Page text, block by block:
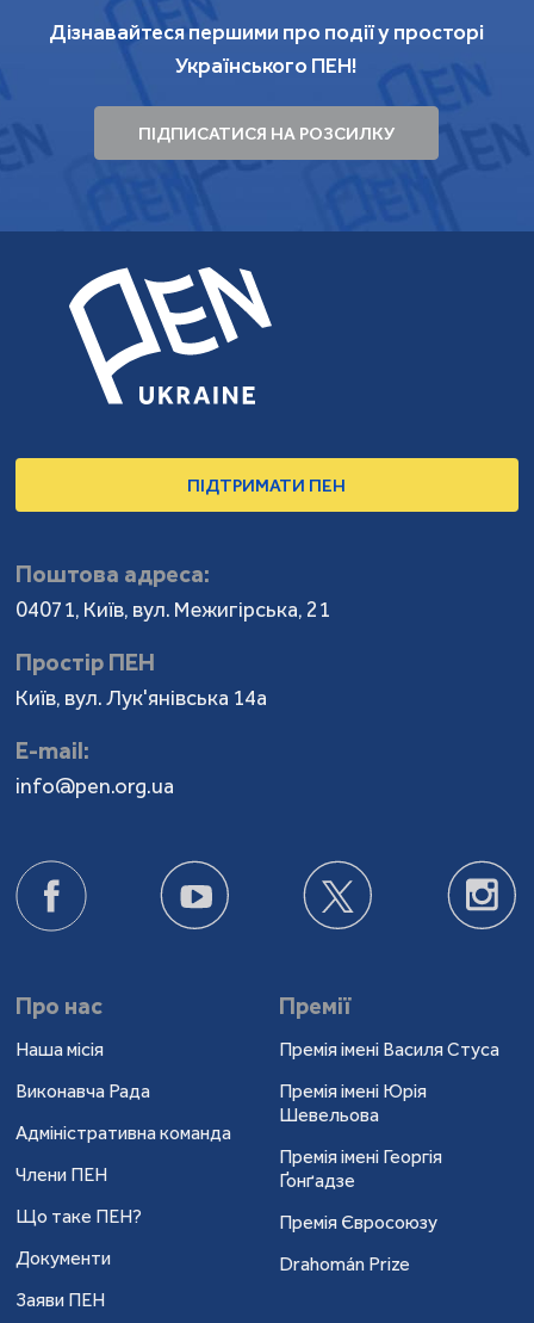
Дізнавайтеся першими про події у просторі
Українського ПЕН!
ПІДПИСАТИСЯ НА РОЗСИЛКУ
ПІДТРИМАТИ ПЕН
Поштова адреса:
04071, Київ, вул. Межигірська, 21
Простір ПЕН
Київ, вул. Лук'янівська 14а
Е-mail:
info@pen.org.ua
Про нас
Наша місія
Виконавча Рада
Адміністративна команда
Члени ПЕН
Що таке ПЕН?
Документи
Заяви ПЕН
Премії
Премія імені Василя Стуса
Премія імені Юрія
Шевельова
Премія імені Георгія
Ґонґадзе
Премія Євросоюзу
Drahomán Prize